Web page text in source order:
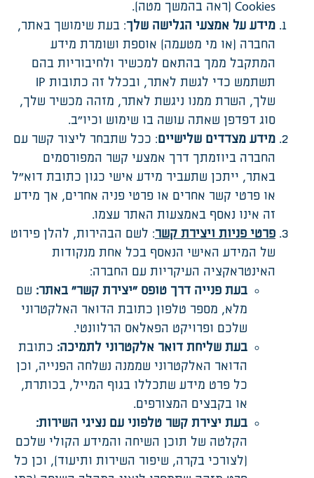
Cookies (ראה בהמשך מטה).
מידע על אמצעי הגלישה שלך: בעת שימושך באתר,
החברה (או מי מטעמה) אוספת ושומרת מידע
המתקבל ממך בהתאם למכשיר ולחיבוריות בהם
תשתמש כדי לגשת לאתר, ובכלל זה כתובות IP
שלך, השרת ממנו ניגשת לאתר, מזהה מכשיר שלך,
סוג דפדפן שאתה עושה בו שימוש וכיו"ב.
מידע מצדדים שלישיים: ככל שתבחר ליצור קשר עם
החברה ביוזמתך דרך אמצעי קשר המפורסמים
באתר, ייתכן שתעביר מידע אישי כגון כתובת דוא"ל
או פרטי קשר אחרים או פרטי פניה אחרים, אך מידע
זה אינו נאסף באמצעות האתר עצמו.
פרטי פניות ויצירת קשר: לשם הבהירות, להלן פירוט
של המידע האישי הנאסף בכל אחת מנקודות
האינטראקציה העיקריות עם החברה:
בעת פנייה דרך טופס "יצירת קשר" באתר: שם
מלא, מספר טלפון כתובת הדואר האלקטרוני
שלכם ופרויקט הפאלאס הרלוונטי.
בעת שליחת דואר אלקטרוני לתמיכה: כתובת
הדואר האלקטרוני שממנה נשלחה הפנייה, וכן
כל פרט מידע שתכללו בגוף המייל, בכותרת,
או בקבצים המצורפים.
בעת יצירת קשר טלפוני עם נציגי השירות:
הקלטה של תוכן השיחה והמידע הקולי שלכם
(לצורכי בקרה, שיפור השירות ותיעוד), וכן כל